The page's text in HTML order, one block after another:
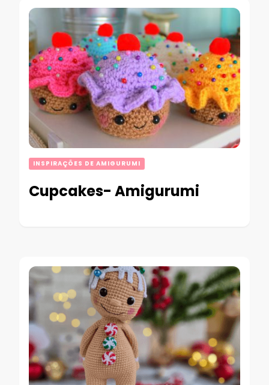
INSPIRAÇÕES DE AMIGURUMI
Cupcakes- Amigurumi